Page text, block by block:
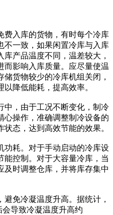
入库的货物，有时每个冷库
不一致，如果闲置冷库与入库
产品温度不同，温差较大，
而影响入库质量。应尽量使温
货物较少的冷库机组关闭，
降低能耗，提高效率。
，由于工况不断变化，制冷
心操作，准确调整制冷设备的
态，达到高效节能的效果。
耗。对于手动启动的冷库设
能控制。对于大容量冷库，当
及时调整仓库，并将库存集中
免冷凝温度升高。据统计，
会导致冷凝温度升高约